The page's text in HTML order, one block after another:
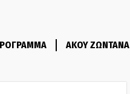
ΑΚΟΥ ΖΩΝΤΑΝΑ